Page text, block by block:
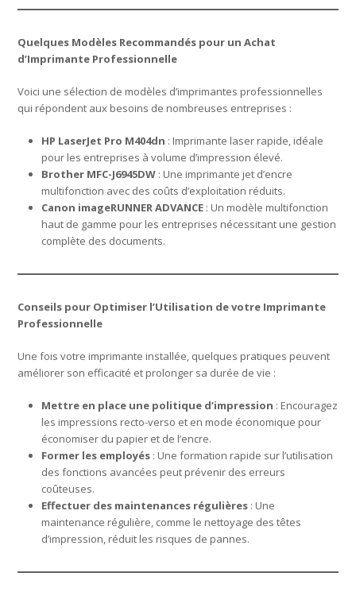
Quelques Modèles Recommandés pour un Achat
d’Imprimante Professionnelle
Voici une sélection de modèles d’imprimantes professionnelles
qui répondent aux besoins de nombreuses entreprises :
HP LaserJet Pro M404dn : Imprimante laser rapide, idéale
pour les entreprises à volume d’impression élevé.
Brother MFC-J6945DW : Une imprimante jet d’encre
multifonction avec des coûts d’exploitation réduits.
Canon imageRUNNER ADVANCE : Un modèle multifonction
haut de gamme pour les entreprises nécessitant une gestion
complète des documents.
Conseils pour Optimiser l’Utilisation de votre Imprimante
Professionnelle
Une fois votre imprimante installée, quelques pratiques peuvent
améliorer son efficacité et prolonger sa durée de vie :
Mettre en place une politique d’impression : Encouragez
les impressions recto-verso et en mode économique pour
économiser du papier et de l’encre.
Former les employés : Une formation rapide sur l’utilisation
des fonctions avancées peut prévenir des erreurs
coûteuses.
Effectuer des maintenances régulières : Une
maintenance régulière, comme le nettoyage des têtes
d’impression, réduit les risques de pannes.